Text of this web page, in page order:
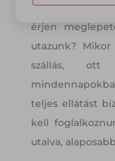
mindent
érjen
utazunk?
szállás,
teljes ellátást
kell
utalva,